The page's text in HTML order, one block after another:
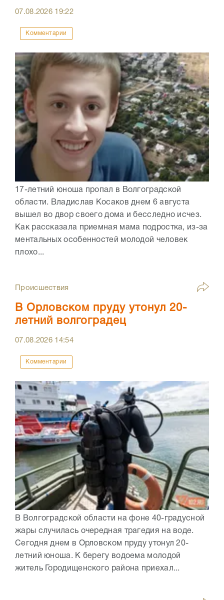
07.08.2026 19:22
Комментарии
17-летний юноша пропал в Волгоградской
области. Владислав Косаков днем 6 августа
вышел во двор своего дома и бесследно исчез.
Как рассказала приемная мама подростка, из-за
ментальных особенностей молодой человек
плохо...
Происшествия
В Орловском пруду утонул 20-
летний волгоградец
07.08.2026 14:54
Комментарии
В Волгоградской области на фоне 40-градусной
жары случилась очередная трагедия на воде.
Сегодня днем в Орловском пруду утонул 20-
летний юноша. К берегу водоема молодой
житель Городищенского района приехал...